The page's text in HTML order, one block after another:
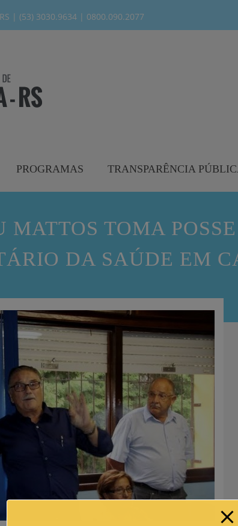
RS | (53) 3030.9634 | 0800.090.2077
PROGRAMAS TRANSPARÊNCIA
MATTOS TOMA
DA SAÚDE EM